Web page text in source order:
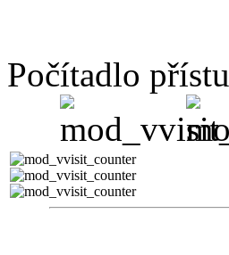
Počítadlo